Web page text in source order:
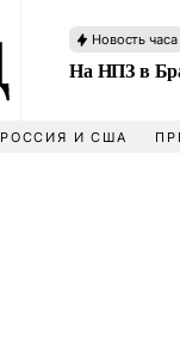
Новость часа
На НПЗ в
РОССИЯ И США